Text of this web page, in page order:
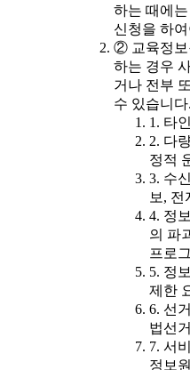
하는 때에
신청을 하
② 교육정보
하는 경우
거나 전부
수 있습니다.
1. 타
2. 다
정적
3. 수
보,
4. 정
의 파
프로
5. 정
제한
6. 선
법선
7. 서
정보